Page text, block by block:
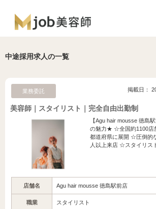
中途採用求人の一覧
業務委託 掲載日：
美容師｜スタイリスト｜完全自由出勤制
【Agu hair mousse 徳島
の魅力★ ☆全国約1100店
都道府県に展開 ☆圧倒的
人以上来店 ☆スタイリス
店舗名 Agu hair mousse 徳島駅前店
職業 スタイリスト